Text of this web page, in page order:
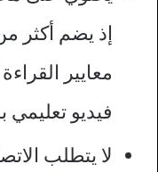
فيديو تعليمي
لا يتطلب